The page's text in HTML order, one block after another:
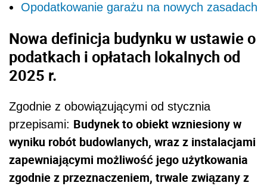
Opodatkowanie garażu na nowych zasadach
Nowa definicja budynku w ustawie o
podatkach i opłatach lokalnych od
2025 r.
Zgodnie z obowiązującymi od stycznia
przepisami: Budynek to obiekt wzniesiony w
wyniku robót budowlanych, wraz z instalacjami
zapewniającymi możliwość jego użytkowania
zgodnie z przeznaczeniem, trwale związany z